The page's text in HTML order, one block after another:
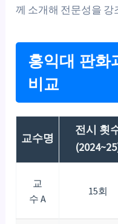
께 소개해 전문성을 강
홍익대 판화
비교
교수명
전시 횟
교
수 A
15회